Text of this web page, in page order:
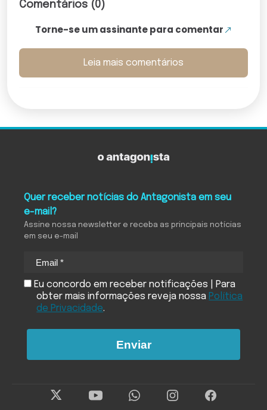
Comentários (0)
Torne-se um assinante para comentar
Leia mais comentários
Quer receber notícias do Antagonista em seu
e-mail?
Assine nossa newsletter e receba as principais notícias
em seu e-mail
Eu concordo em receber notificações | Para
obter mais informações reveja nossa Política
de Privacidade.
Enviar